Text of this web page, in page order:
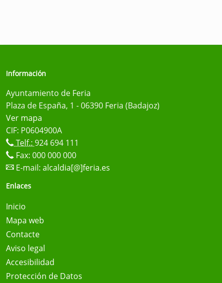
Información
Ayuntamiento de Feria
Plaza de España, 1 - 06390 Feria (Badajoz)
Ver mapa
CIF: P0604900A
Telf.: 924 694 111
Fax: 000 000 000
E-mail: alcaldia[@]feria.es
Enlaces
Inicio
Mapa web
Contacte
Aviso legal
Accesibilidad
Protección de Datos